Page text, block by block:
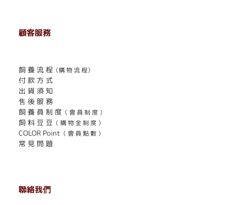
顧客服務
飼 養 流 程 （購 物 流 程）
付 款 方 式
出 貨 須 知
售 後 服 務
飼 養 員 制 度 （ 會 員 制 度 ）
飼 料 豆 豆 （ 購 物 金 制 度 ）
COLOR Point （ 會 員 點 數 ）
常 見 問 題
聯絡我們